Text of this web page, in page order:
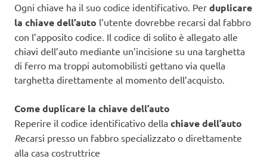
Ogni chiave ha il suo codice identificativo. Per duplicare
la chiave dell’auto l’utente dovrebbe recarsi dal fabbro
con l’apposito codice. Il codice di solito è allegato alle
chiavi dell’auto mediante un’incisione su una targhetta
di ferro ma troppi automobilisti gettano via quella
targhetta direttamente al momento dell’acquisto.
Come duplicare la chiave dell’auto
Reperire il codice identificativo della chiave dell’auto
Recarsi presso un fabbro specializzato o direttamente
alla casa costruttrice